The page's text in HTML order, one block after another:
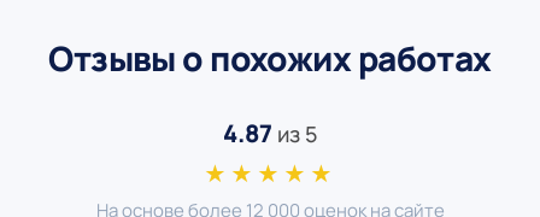
Отзывы о похожих работах
4.87 из 5
★★★★★
На основе более 12 000 оценок на сайте